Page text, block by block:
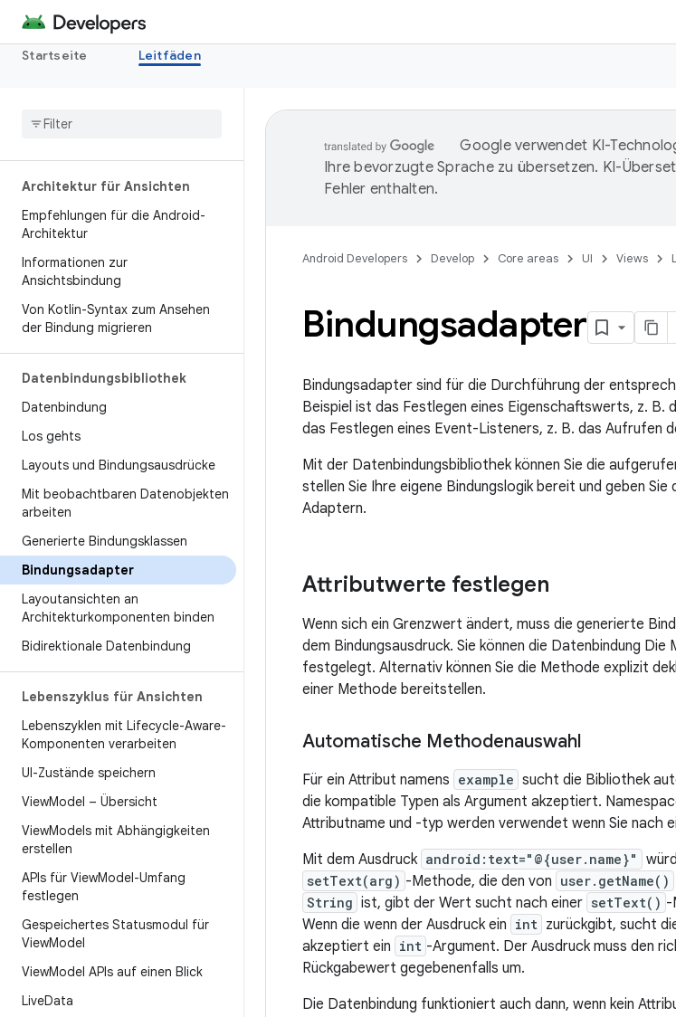
Startseite Leitfäden
Architektur für Ansichten
Empfehlungen für die Android-
Architektur
Informationen zur
Ansichtsbindung
Von Kotlin-Syntax zum Ansehen
der Bindung migrieren
Datenbindungsbibliothek
Datenbindung
Los gehts
Layouts und Bindungsausdrücke
Mit beobachtbaren Datenobjekten
arbeiten
Generierte Bindungsklassen
Bindungsadapter
Layoutansichten an
Architekturkomponenten binden
Bidirektionale Datenbindung
Lebenszyklus für Ansichten
Lebenszyklen mit Lifecycle-Aware-
Komponenten verarbeiten
UI-Zustände speichern
ViewModel – Übersicht
ViewModels mit Abhängigkeiten
erstellen
APIs für ViewModel-Umfang
festlegen
Gespeichertes Statusmodul für
ViewModel
ViewModel APIs auf einen Blick
LiveData
Google verwendet KI-
Ihre bevorzugte Sprache zu übersetzen. KI-
Fehler enthalten.
Android Developers Develop Core areas UI Views
Bindungsadapter
Bindungsadapter sind für die Durchführung der
Beispiel ist das Festlegen eines Eigenschaftswerts, z. B.
das Festlegen eines Event-Listeners, z. B. das Aufrufen
Mit der Datenbindungsbibliothek können Sie die
stellen Sie Ihre eigene Bindungslogik bereit und geben
Adaptern.
Attributwerte festlegen
Wenn sich ein Grenzwert ändert, muss die generierte
dem Bindungsausdruck. Sie können die Datenbindung
festgelegt. Alternativ können Sie die Methode explizit
einer Methode bereitstellen.
Automatische Methodenauswahl
Für ein Attribut namens example sucht die Bibliothek
die kompatible Typen als Argument akzeptiert.
Attributname und -typ werden verwendet wenn Sie nach
Mit dem Ausdruck android:text="@{user.name}"
setText(arg) -Methode, die den von user.getName()
String ist, gibt der Wert sucht nach einer setText() -
Wenn die wenn der Ausdruck ein int zurückgibt, sucht
akzeptiert ein int -Argument. Der Ausdruck muss den
Rückgabewert gegebenenfalls um.
Die Datenbindung funktioniert auch dann, wenn kein